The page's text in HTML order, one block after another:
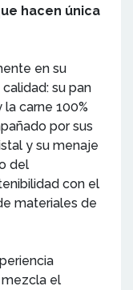
hacen única
en su
su pan
carne 100%
por sus
y su menaje
del
con el
materiales de
mezcla el